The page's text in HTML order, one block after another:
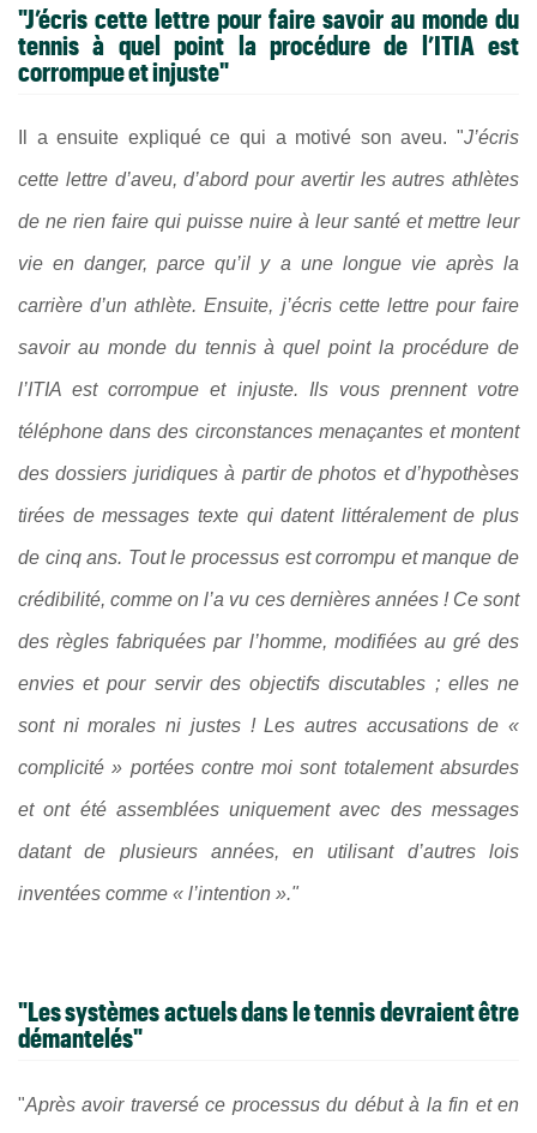
"J’écris cette lettre pour faire savoir au monde du
tennis à quel point la procédure de l’ITIA est
corrompue et injuste"
Il a ensuite expliqué ce qui a motivé son aveu. "J’écris
cette lettre d’aveu, d’abord pour avertir les autres athlètes
de ne rien faire qui puisse nuire à leur santé et mettre leur
vie en danger, parce qu’il y a une longue vie après la
carrière d’un athlète. Ensuite, j’écris cette lettre pour faire
savoir au monde du tennis à quel point la procédure de
l’ITIA est corrompue et injuste. Ils vous prennent votre
téléphone dans des circonstances menaçantes et montent
des dossiers juridiques à partir de photos et d’hypothèses
tirées de messages texte qui datent littéralement de plus
de cinq ans. Tout le processus est corrompu et manque de
crédibilité, comme on l’a vu ces dernières années ! Ce sont
des règles fabriquées par l’homme, modifiées au gré des
envies et pour servir des objectifs discutables ; elles ne
sont ni morales ni justes ! Les autres accusations de «
complicité » portées contre moi sont totalement absurdes
et ont été assemblées uniquement avec des messages
datant de plusieurs années, en utilisant d’autres lois
inventées comme « l’intention »."
"Les systèmes actuels dans le tennis devraient être
démantelés"
"Après avoir traversé ce processus du début à la fin et en